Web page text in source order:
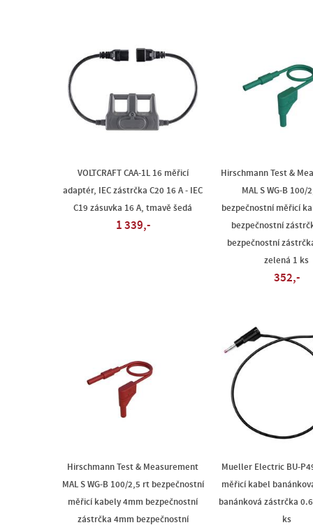
VOLTCRAFT CAA-1L 16 měřicí
adaptér, IEC zástrčka C20 16 A - IEC
C19 zásuvka 16 A, tmavě šedá
1 339,-
Hirschmann Test &
MAL S WG-B 100/
bezpečnostní měřicí
bezpečnostní
bezpečnostní
zelená 1 ks
352,-
Hirschmann Test & Measurement
MAL S WG-B 100/2,5 rt bezpečnostní
měřicí kabely 4mm bezpečnostní
zástrčka 4mm bezpečnostní
Mueller Electric BU-
měřicí kabel
banánková zástrčka
ks